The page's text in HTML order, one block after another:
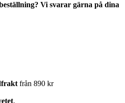
Vi svarar gärna på dina
från 890 kr
.